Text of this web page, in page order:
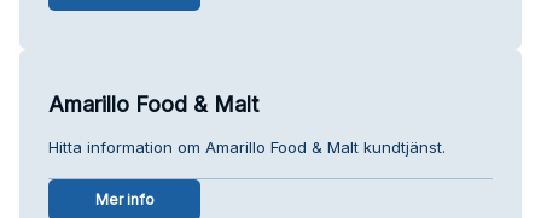
Amarillo Food & Malt
Hitta information om Amarillo Food & Malt kundtjänst.
Mer info